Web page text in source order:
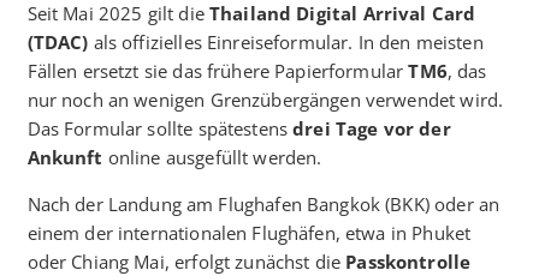
Seit Mai 2025 gilt die Thailand Digital Arrival Card
(TDAC) als offizielles Einreiseformular. In den meisten
Fällen ersetzt sie das frühere PapierformularTM6, das
nur noch an wenigen Grenzübergängen verwendet wird.
Das Formular sollte spätestensdrei Tage vor der
Ankunft online ausgefüllt werden.
Nach der Landung am Flughafen Bangkok (BKK) oder an
einem der internationalen Flughäfen, etwa in Phuket
oder Chiang Mai, erfolgt zunächst die Passkontrolle